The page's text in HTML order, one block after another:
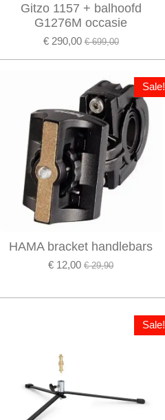
Gitzo 1157 + balhoofd
G1276M occasie
€ 290,00 € 699,00
Sale!
HAMA bracket handlebars
€ 12,00 € 29,90
Sale!